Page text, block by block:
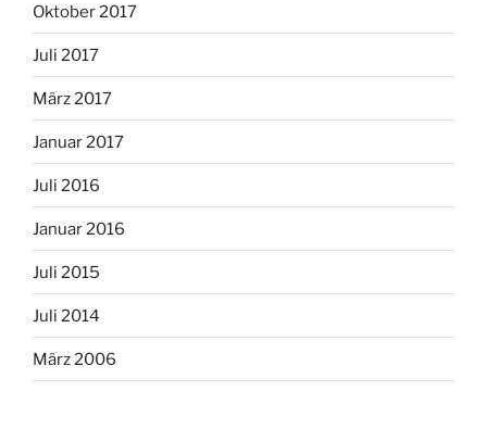
Oktober 2017
Juli 2017
März 2017
Januar 2017
Juli 2016
Januar 2016
Juli 2015
Juli 2014
März 2006